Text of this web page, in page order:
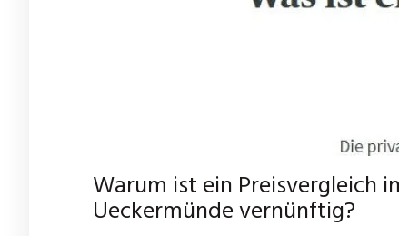
Warum ist ein Preisvergleich
Ueckermünde vernünftig?